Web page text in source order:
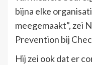
bijna elke
meegemaakt”, zei
Prevention bij
Hij zei ook dat er